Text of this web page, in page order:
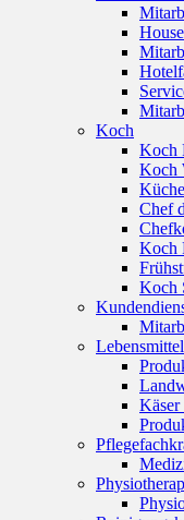
Koch
Koch
Koch
Chef
Koch
Koch